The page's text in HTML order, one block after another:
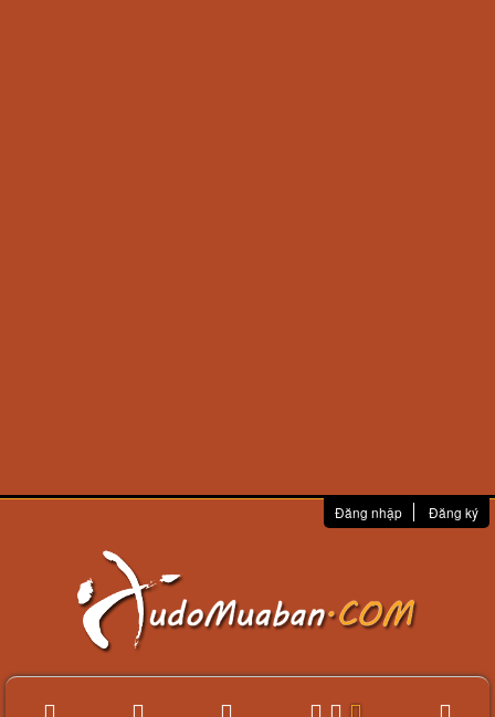
Đăng nhập Đăng ký